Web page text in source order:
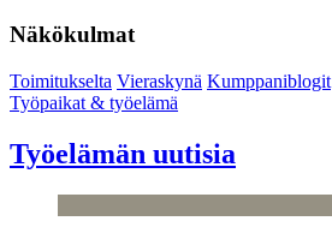
Näkökulmat
Toimitukselta Vieraskynä Kumppaniblogit
Työpaikat & työelämä
Työelämän uutisia